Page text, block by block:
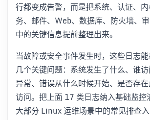
行都变成告警，而是把系统、认证、
务、邮件、Web、数据库、防火墙、
中的关键信息提前整理出来。
当故障或安全事件发生时，这些日志
几个关键问题：系统发生了什么、谁
异常、错误从什么时候开始、是否存
访问。把上面 17 类日志纳入基础监控
大部分 Linux 运维场景中的常见排查入